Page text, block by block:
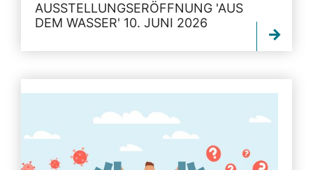
AUSSTELLUNGSERÖFFNUNG 'AUS
DEM WASSER' 10. JUNI 2026